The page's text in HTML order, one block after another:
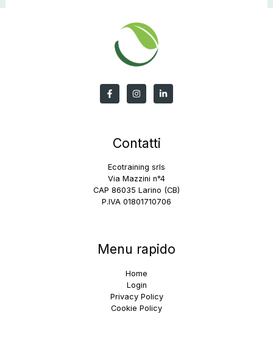
Contatti
Ecotraining srls
Via Mazzini n°4
CAP 86035 Larino (CB)
P.IVA 01801710706
Menu rapido
Home
Login
Privacy Policy
Cookie Policy